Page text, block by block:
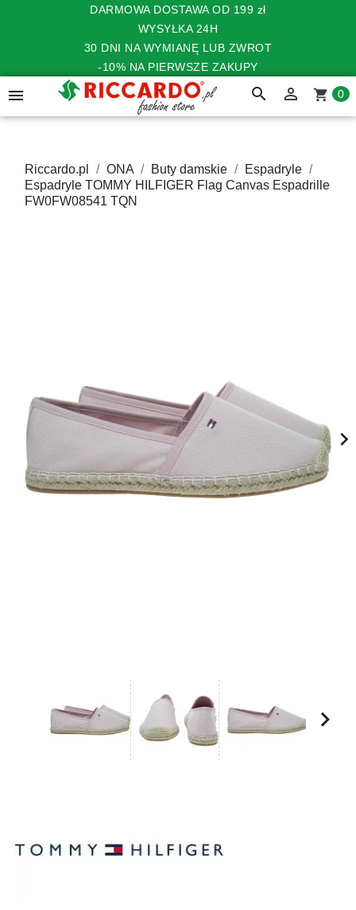
DARMOWA DOSTAWA OD 199 zł
WYSYŁKA 24H
30 DNI NA WYMIANĘ LUB ZWROT
-10% NA PIERWSZE ZAKUPY
 search  shopping_cart 0
Riccardo.pl ONA Buty damskie
Espadryle
Espadryle TOMMY HILFIGER Flag Canvas Espadrille
FW0FW08541 TQN
